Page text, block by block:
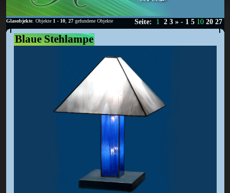
Glasobjekte. Objekte 1 - 10, 27gefundene Objekte Seite: 1 2 3 » - 1 510 20 27
Blaue Stehlampe